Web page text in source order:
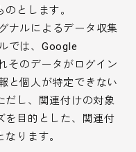
とします。
ナルによるデータ収集
では、Google
そのデータがログイン
と個人が特定できない
だし、関連付けの対象
を目的とした、関連付
ります。